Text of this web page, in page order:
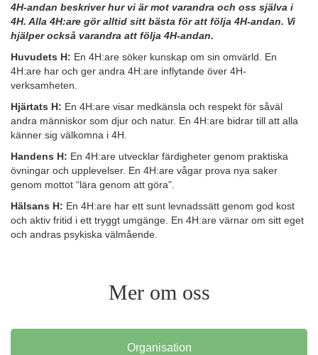
4H-andan beskriver hur vi är mot varandra och oss själva i
4H. Alla 4H:are gör alltid sitt bästa för att följa 4H-andan. Vi
hjälper också varandra att följa 4H-andan.
Huvudets H: En 4H:are söker kunskap om sin omvärld. En
4H:are har och ger andra 4H:are inflytande över 4H-
verksamheten.
Hjärtats H: En 4H:are visar medkänsla och respekt för såväl
andra människor som djur och natur. En 4H:are bidrar till att alla
känner sig välkomna i 4H.
Handens H: En 4H:are utvecklar färdigheter genom praktiska
övningar och upplevelser. En 4H:are vågar prova nya saker
genom mottot “lära genom att göra”.
Hälsans H: En 4H:are har ett sunt levnadssätt genom god kost
och aktiv fritid i ett tryggt umgänge. En 4H:are värnar om sitt eget
och andras psykiska välmående.
Mer om oss
Organisation